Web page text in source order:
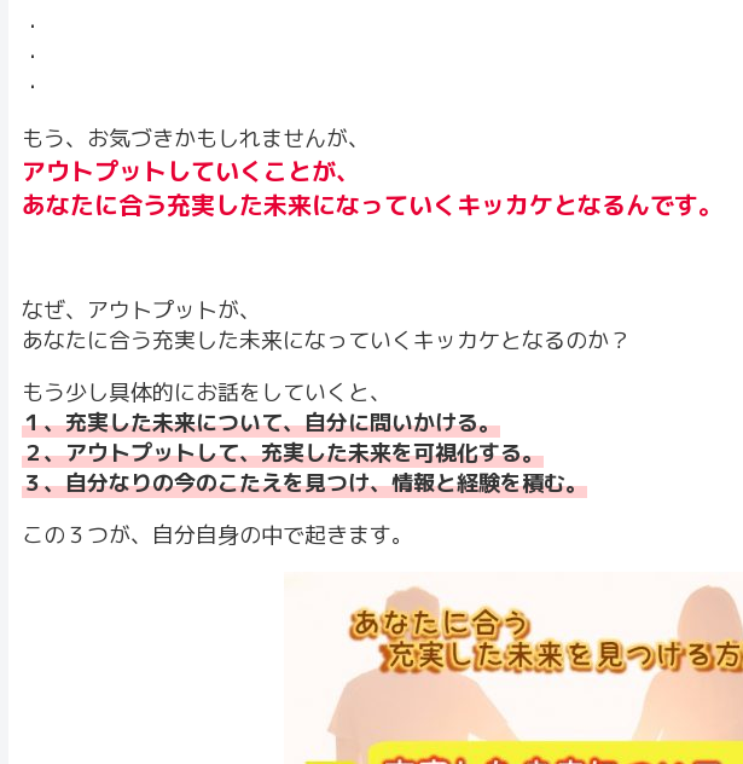
・
・
・
もう、お気づきかもしれませんが、
アウトプットしていくことが、
あなたに合う充実した未来になっていくキッカケとなるんです。
なぜ、アウトプットが、
あなたに合う充実した未来になっていくキッカケとなるのか？
もう少し具体的にお話をしていくと、
１、充実した未来について、自分に問いかける。
２、アウトプットして、充実した未来を可視化する。
３、自分なりの今のこたえを見つけ、情報と経験を積む。
この３つが、自分自身の中で起きます。